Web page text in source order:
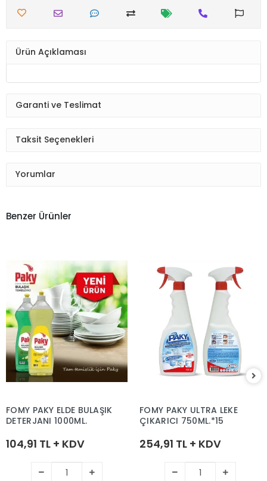
Ürün Açıklaması
Garanti ve Teslimat
Taksit Seçenekleri
Yorumlar
Benzer Ürünler
FOMY PAKY ELDE BULAŞIK
DETERJANI 1000ML.
104,91 TL + KDV
FOMY PAKY ULTRA LEKE
ÇIKARICI 750ML.*15
254,91 TL + KDV